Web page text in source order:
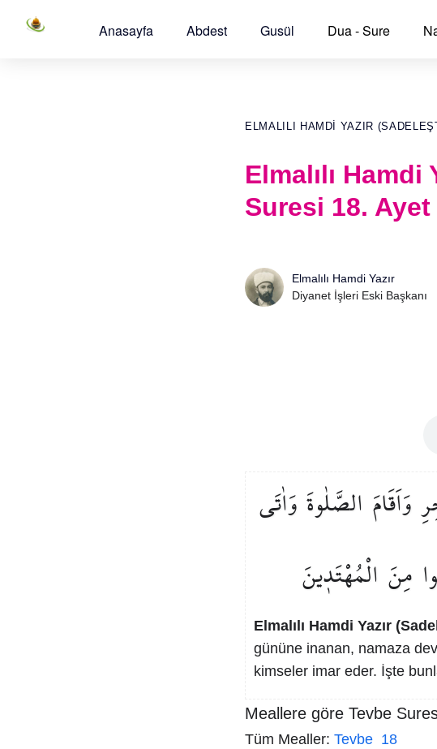
Anasayfa Abdest Gusül Dua - Sure
ELMALILI HAMDI YAZIR
Elmalılı
Suresi 18. Ayet
Elmalılı Hamdi Yazır
Diyanet İşleri Eski Başkanı
وَاَقَامَ الصَّلٰوةَوَاٰتَى
مِنَ الْمُهْتَد۪ينَ
Elmalılı Hamdi Yazır
gününe inanan, namaza
kimseler imar eder. İşte
Meallere göre Tevbe
Tüm Mealler: Tevbe 18